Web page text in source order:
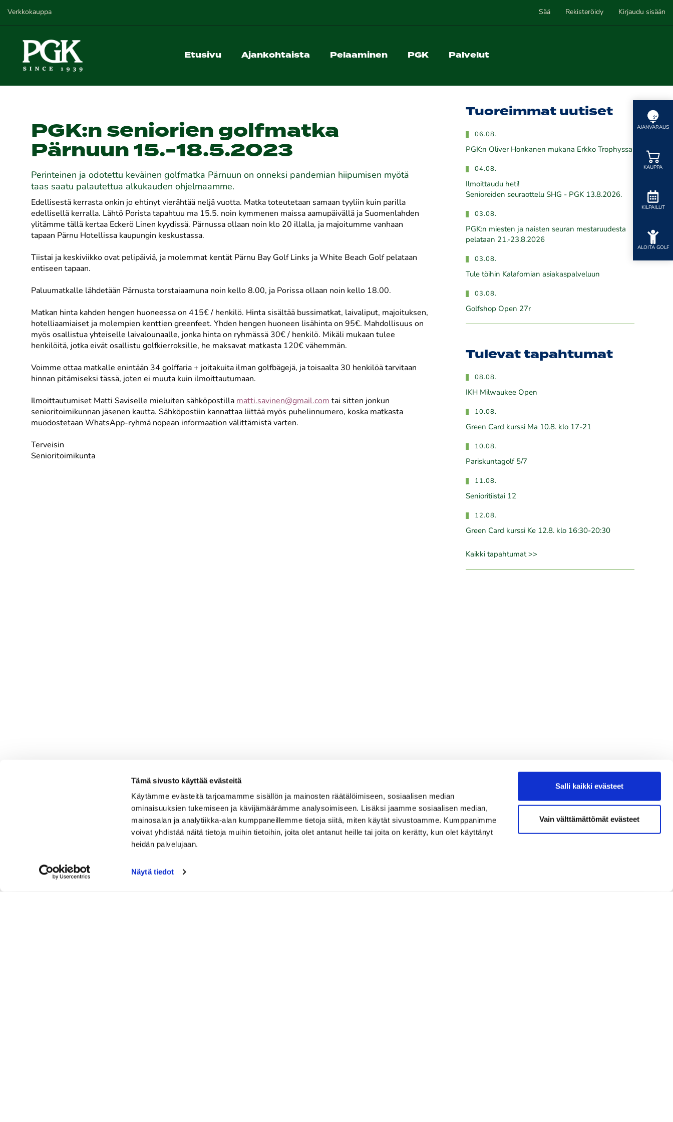
Tämä sivusto käyttää evästeitä
Käytämme evästeitä tarjoamamme sisällön ja mainosten räätälöimiseen, sosiaalisen median
ominaisuuksien tukemiseen ja kävijämäärämme analysoimiseen. Lisäksi jaamme sosiaalisen median,
mainosalan ja analytiikka-alan kumppaneillemme tietoja siitä, miten käytät sivustoamme. Kumppanimme
voivat yhdistää näitä tietoja muihin tietoihin, joita olet antanut heille tai joita on kerätty, kun olet käyttänyt
heidän palvelujaan.
Näytä tiedot
Salli kaikki evästeet
Vain välttämättömät evästeet
Verkkokauppa Sää Rekisteröidy Kirjaudu sisään
Etusivu Ajankohtaista Pelaaminen PGK Palvelut
AJANVARAUS
KAUPPA
KILPAILUT
ALOITA GOLF
PGK:n seniorien golfmatka
Pärnuun 15.-18.5.2023
Perinteinen ja odotettu keväinen golfmatka Pärnuun on onneksi pandemian hiipumisen myötä
taas saatu palautettua alkukauden ohjelmaamme.
Edellisestä kerrasta onkin jo ehtinyt vierähtää neljä vuotta. Matka toteutetaan samaan tyyliin kuin parilla
edellisellä kerralla. Lähtö Porista tapahtuu ma 15.5. noin kymmenen maissa aamupäivällä ja Suomenlahden
ylitämme tällä kertaa Eckerö Linen kyydissä. Pärnussa ollaan noin klo 20 illalla, ja majoitumme vanhaan
tapaan Pärnu Hotellissa kaupungin keskustassa.
Tiistai ja keskiviikko ovat pelipäiviä, ja molemmat kentät Pärnu Bay Golf Links ja White Beach Golf pelataan
entiseen tapaan.
Paluumatkalle lähdetään Pärnusta torstaiaamuna noin kello 8.00, ja Porissa ollaan noin kello 18.00.
Matkan hinta kahden hengen huoneessa on 415€ / henkilö. Hinta sisältää bussimatkat, laivaliput, majoituksen,
hotelliaamiaiset ja molempien kenttien greenfeet. Yhden hengen huoneen lisähinta on 95€. Mahdollisuus on
myös osallistua yhteiselle laivalounaalle, jonka hinta on ryhmässä 30€ / henkilö. Mikäli mukaan tulee
henkilöitä, jotka eivät osallistu golfkierroksille, he maksavat matkasta 120€ vähemmän.
Voimme ottaa matkalle enintään 34 golffaria + joitakuita ilman golfbägejä, ja toisaalta 30 henkilöä tarvitaan
hinnan pitämiseksi tässä, joten ei muuta kuin ilmoittautumaan.
Ilmoittautumiset Matti Saviselle mieluiten sähköpostilla matti.savinen@gmail.com tai sitten jonkun
senioritoimikunnan jäsenen kautta. Sähköpostiin kannattaa liittää myös puhelinnumero, koska matkasta
muodostetaan WhatsApp-ryhmä nopean informaation välittämistä varten.
Terveisin
Senioritoimikunta
Tuoreimmat uutiset
06.08.
PGK:n Oliver Honkanen mukana Erkko Trophyssa
04.08.
Ilmoittaudu heti!
​​​​​​​Senioreiden seuraottelu SHG - PGK 13.8.2026.
03.08.
PGK:n miesten ja naisten seuran mestaruudesta
pelataan 21.-23.8.2026
03.08.
Tule töihin Kalafornian asiakaspalveluun
03.08.
Golfshop Open 27r
Tulevat tapahtumat
08.08.
IKH Milwaukee Open
10.08.
Green Card kurssi Ma 10.8. klo 17-21
10.08.
Pariskuntagolf 5/7
11.08.
Senioritiistai 12
12.08.
Green Card kurssi Ke 12.8. klo 16:30-20:30
Kaikki tapahtumat >>